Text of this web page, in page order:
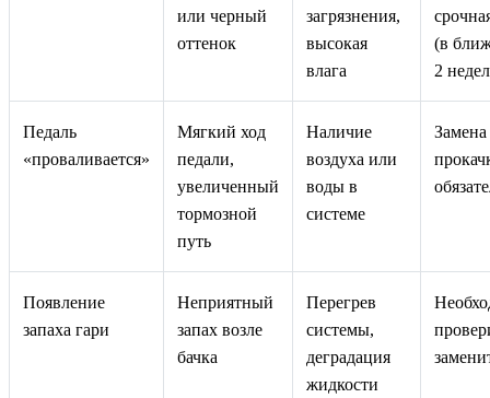
или черный
оттенок
загрязнения,
высокая
влага
(в
2
Педаль
«проваливается»
Мягкий ход
педали,
увеличенный
тормозной
путь
Наличие
воздуха или
воды в
системе
Появление
запаха гари
Неприятный
запах возле
бачка
Перегрев
системы,
деградация
жидкости